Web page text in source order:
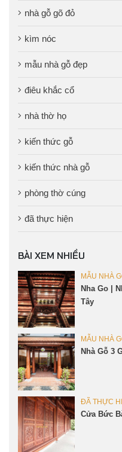
nhà gỗ gõ đỏ
kìm nóc
mẫu nhà gỗ đẹp
điêu khắc cổ
nhà thờ họ
kiến thức gỗ
kiến thức nhà gỗ
phòng thờ cúng
đã thực hiện
BÀI XEM NHIỀU
MẪU NHÀ
Nha Go |
Tây
MẪU NHÀ
Nhà Gỗ 3
ĐÃ THỰC
Cửa Bức